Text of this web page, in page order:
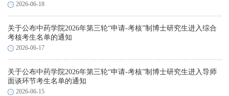
2026-06-18
关于公布中药学院2026年第三轮“申请-考核”制博士研究生进入综合
考核考生名单的通知
2026-06-17
关于公布中药学院2026年第三轮“申请-考核”制博士研究生进入导师
面谈环节考生名单的通知
2026-06-15